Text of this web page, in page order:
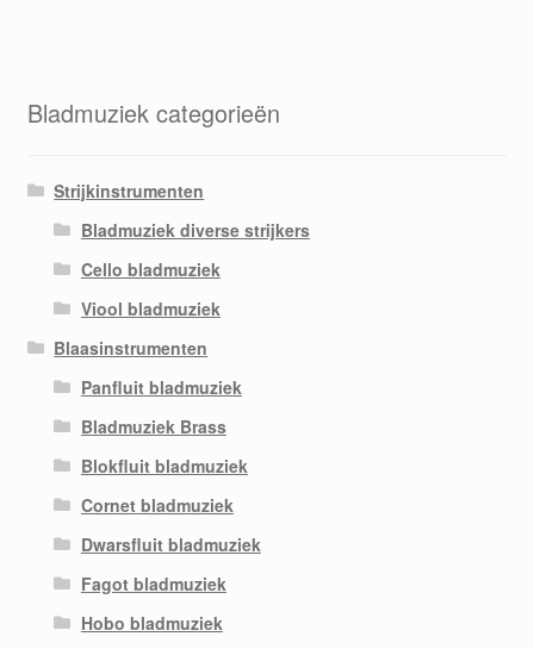
Bladmuziek categorieën
Strijkinstrumenten
Bladmuziek diverse strijkers
Cello bladmuziek
Viool bladmuziek
Blaasinstrumenten
Panfluit bladmuziek
Bladmuziek Brass
Blokfluit bladmuziek
Cornet bladmuziek
Dwarsfluit bladmuziek
Fagot bladmuziek
Hobo bladmuziek